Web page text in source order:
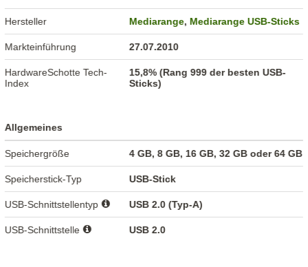
Hersteller Mediarange,Mediarange USB-Sticks
Markteinführung 27.07.2010
HardwareSchotte Tech-
Index
15,8% (Rang 999 der besten USB-
Sticks)
Allgemeines
Speichergröße 4 GB, 8 GB, 16 GB, 32 GB oder 64 GB
Speicherstick-Typ USB-Stick
USB-Schnittstellentyp USB 2.0 (Typ-A)
USB-Schnittstelle USB 2.0